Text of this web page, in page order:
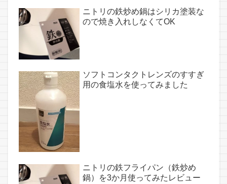
ニトリの鉄炒め鍋はシリカ塗装な
ので焼き入れしなくてOK
ソフトコンタクトレンズのすすぎ
用の食塩水を使ってみました
ニトリの鉄フライパン（鉄炒め
鍋）を3か月使ってみたレビュー